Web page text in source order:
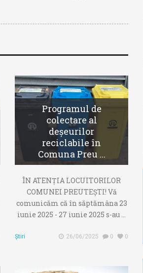
Programul de
colectare al
deșeurilor
reciclabile în
Comuna Preu ...
ÎN ATENȚIA LOCUITORILOR
COMUNEI PREUTEȘTI! Vă
comunicăm că în săptămâna 23
iunie 2025 - 27 iunie 2025 s-au ...
Știri 26/06/2025 0 0